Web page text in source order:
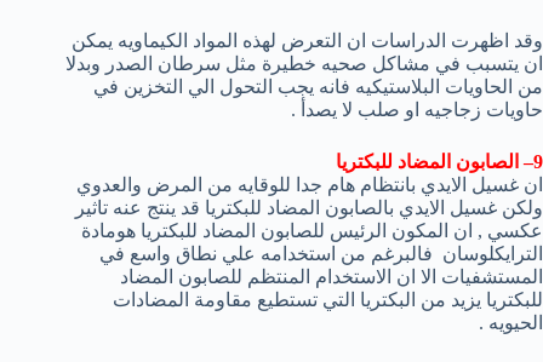
وقد اظهرت الدراسات ان التعرض لهذه المواد الكيماويه يمكن
ان يتسبب في مشاكل صحيه خطيرة مثل سرطان الصدر وبدلا
من الحاويات البلاستيكيه فانه يجب التحول الي التخزين في
حاويات زجاجيه او صلب لا يصدأ .
9– الصابون المضاد للبكتريا
ان غسيل الايدي بانتظام هام جدا للوقايه من المرض والعدوي
ولكن غسيل الايدي بالصابون المضاد للبكتريا قد ينتج عنه تاثير
عكسي , ان المكون الرئيس للصابون المضاد للبكتريا هومادة
الترايكلوسان فالبرغم من استخدامه علي نطاق واسع في
المستشفيات الا ان الاستخدام المنتظم للصابون المضاد
للبكتريا يزيد من البكتريا التي تستطيع مقاومة المضادات
الحيويه .